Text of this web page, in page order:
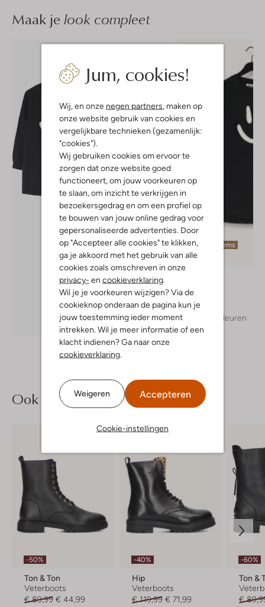
Jum, cookies!
Wij, en onze negen partners , maken op
onze website gebruik van cookies en
vergelijkbare technieken (gezamenlijk:
"cookies").
Wij gebruiken cookies om ervoor te
zorgen dat onze website goed
functioneert, om jouw voorkeuren op
te slaan, om inzicht te verkrijgen in
bezoekersgedrag en om een profiel op
te bouwen van jouw online gedrag voor
gepersonaliseerde advertenties. Door
op "Accepteer alle cookies" te klikken,
ga je akkoord met het gebruik van alle
cookies zoals omschreven in onze
privacy- en cookieverklaring
Wil je je voorkeuren wijzigen? Via de
cookieknop onderaan de pagina kun je
jouw toestemming ieder moment
intrekken. Wil je meer informatie of een
klacht indienen? Ga naar onze
cookieverklaring
Weigeren Accepteren
Cookie-instellingen
Maak je look compleet
Ontdek de look
Laatste items
€ 58,99
+ meer kleuren
Ook iets voor jou?
-50%
Ton & Ton
Veterboots
€ 89,99 € 44,99
-40%
Hip
Veterboots
€ 119,99 € 71,99
-60%
Ton &
€